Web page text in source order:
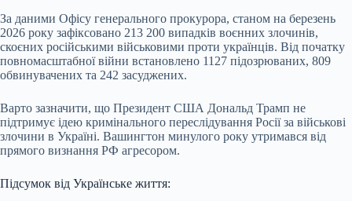
За даними Офісу генерального прокурора, станом на березень
2026 року зафіксовано 213 200 випадків воєнних злочинів,
скоєних російськими військовими проти українців. Від початку
повномасштабної війни встановлено 1127 підозрюваних, 809
обвинувачених та 242 засуджених.
Варто зазначити, що Президент США Дональд Трамп не
підтримує ідею кримінального переслідування Росії за військові
злочини в Україні. Вашингтон минулого року утримався від
прямого визнання РФ агресором.
Підсумок від Українське життя: